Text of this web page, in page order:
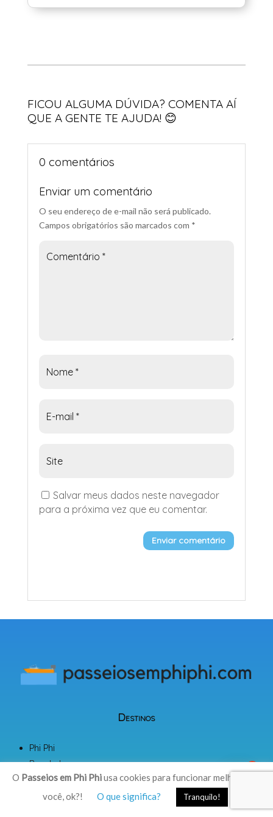
FICOU ALGUMA DÚVIDA? COMENTA AÍ
QUE A GENTE TE AJUDA! 😊
0 comentários
Enviar um comentário
O seu endereço de e-mail não será publicado.
Campos obrigatórios são marcados com *
Salvar meus dados neste navegador
para a próxima vez que eu comentar.
Enviar comentário
Destinos
Phi Phi
Bangkok
Chiang Mai
Krabi
O Passeios em Phi Phiusa cookies para funcionar melhor para
você, ok?!
O que significa? Tranquilo!